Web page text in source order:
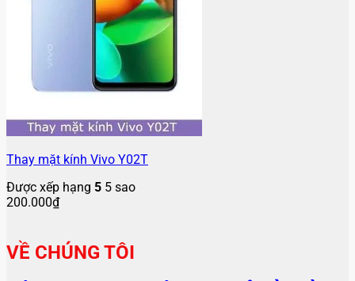
Thay mặt kính Vivo Y02T
Được xếp hạng 5 5 sao
200.000₫
VỀ CHÚNG TÔI